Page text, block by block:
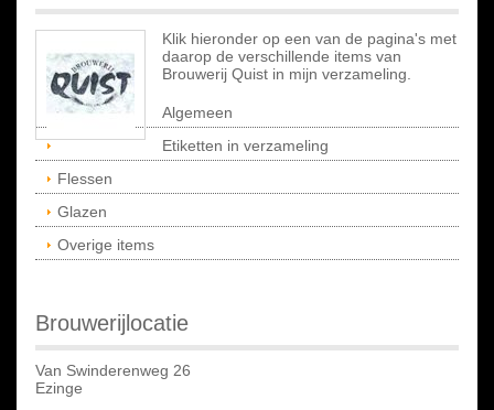
Klik hieronder op een van de pagina's met
daarop de verschillende items van
Brouwerij Quist in mijn verzameling.
Algemeen
Etiketten in verzameling
Flessen
Glazen
Overige items
Brouwerijlocatie
Van Swinderenweg 26
Ezinge